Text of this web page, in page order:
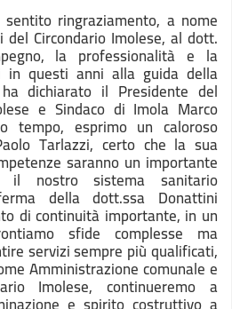
ringraziamento, a nome
Circondario Imolese, al dott.
la professionalità e la
in questi anni alla guida della
dichiarato il Presidente del
e Sindaco di Imola Marco
esprimo un caloroso
Tarlazzi, certo che la sua
saranno un importante
il nostro sistema sanitario
della dott.ssa Donattini
di continuità importante, in un
sfide complesse ma
servizi sempre più qualificati,
Amministrazione comunale e
Imolese, continueremo a